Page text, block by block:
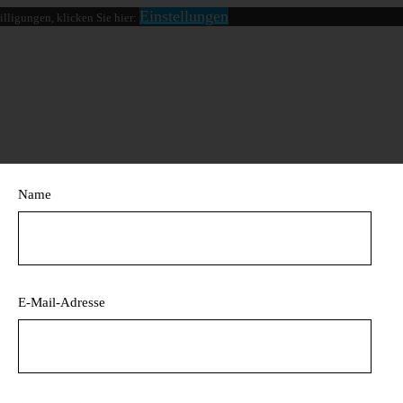
Name
E-Mail-Adresse
klicken Sie hier: Einstellungen